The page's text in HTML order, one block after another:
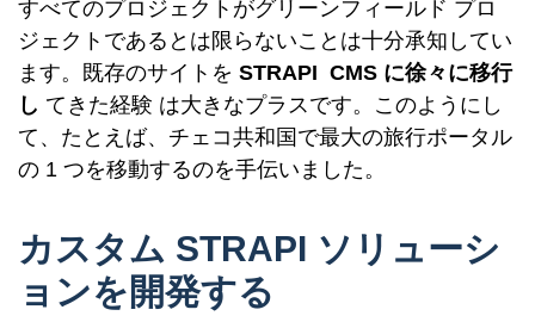
すべてのプロジェクトがグリーンフィールド プロ
ジェクトであるとは限らないことは十分承知してい
ます。既存のサイトを STRAPI CMS に徐々に移行
し てきた経験 は大きなプラスです。このようにし
て、たとえば、チェコ共和国で最大の旅行ポータル
の 1 つを移動するのを手伝いました。
カスタム STRAPI ソリューシ
ョンを開発する